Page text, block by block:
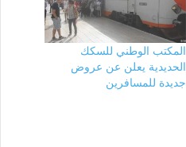
المكتب الوطني للسكك
الحديدية يعلن عن عروض
جديدة للمسافرين